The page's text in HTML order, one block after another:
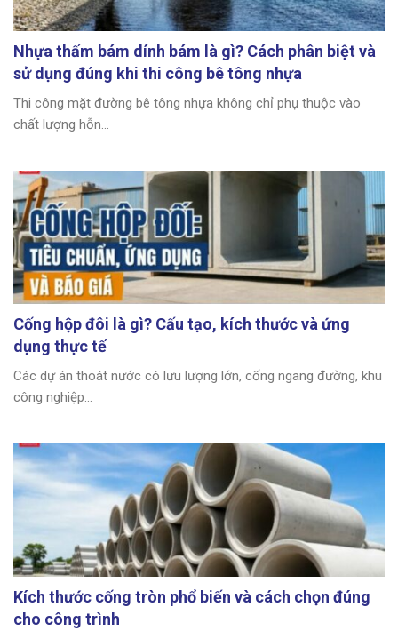
Nhựa thấm bám dính bám là gì? Cách phân biệt và
sử dụng đúng khi thi công bê tông nhựa
Thi công mặt đường bê tông nhựa không chỉ phụ thuộc vào
chất lượng hỗn...
Cống hộp đôi là gì? Cấu tạo, kích thước và ứng
dụng thực tế
Các dự án thoát nước có lưu lượng lớn, cống ngang đường, khu
công nghiệp...
Kích thước cống tròn phổ biến và cách chọn đúng
cho công trình